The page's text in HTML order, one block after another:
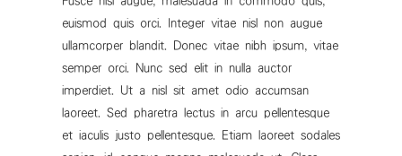
euismod quis orci. Integer vitae nisl non augue
ullamcorper blandit. Donec vitae nibh ipsum, vitae
semper orci. Nunc sed elit in nulla auctor
imperdiet. Ut a nisl sit amet odio accumsan
laoreet. Sed pharetra lectus in arcu pellentesque
et iaculis justo pellentesque. Etiam laoreet sodales